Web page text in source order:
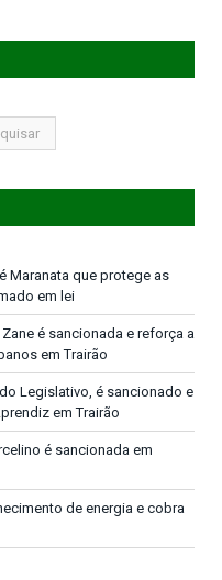
Maranata que protege as
em lei
é sancionada e reforça a
em Trairão
Legislativo, é sancionado e
em Trairão
é sancionada em
de energia e cobra